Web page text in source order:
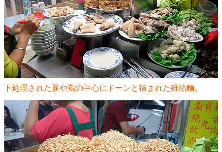
下処理された豚や鶏の中心にドーンと積まれた雞絲麵。